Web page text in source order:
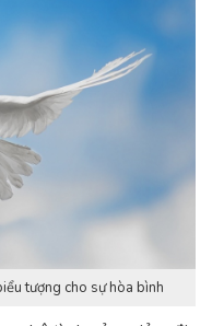
tượng cho sự hòa bình